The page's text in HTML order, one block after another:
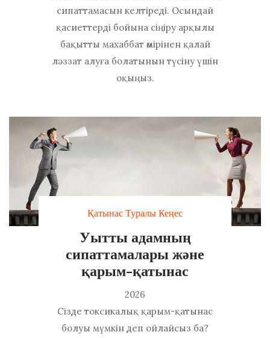
сипаттамасын келтіреді. Осындай
қасиеттерді бойына сіңіру арқылы
бақытты махаббат өмірінен қалай
ләззат алуға болатынын түсіну үшін
оқыңыз.
Қатынас Туралы Кеңес
Уытты адамның
сипаттамалары және
қарым-қатынас
2026
Сізде токсикалық қарым-қатынас
болуы мүмкін деп ойлайсыз ба?